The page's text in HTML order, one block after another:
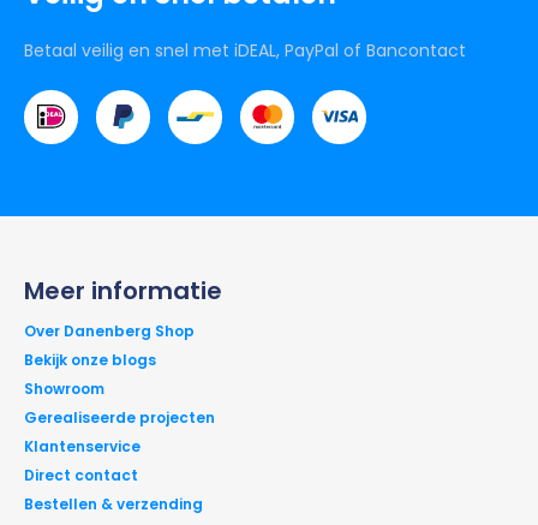
Betaal veilig en snel met iDEAL, PayPal of Bancontact
Meer informatie
Over Danenberg Shop
Bekijk onze blogs
Showroom
Gerealiseerde projecten
Klantenservice
Direct contact
Bestellen & verzending